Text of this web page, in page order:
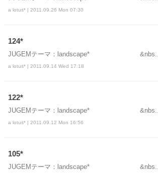
a lotus* | 2011.09.26 Mon 07:30
124*
JUGEMテーマ：landscape* &nbs...
a lotus* | 2011.09.14 Wed 17:18
122*
JUGEMテーマ：landscape* &nbs...
a lotus* | 2011.09.12 Mon 16:56
105*
JUGEMテーマ：landscape* &nbs...